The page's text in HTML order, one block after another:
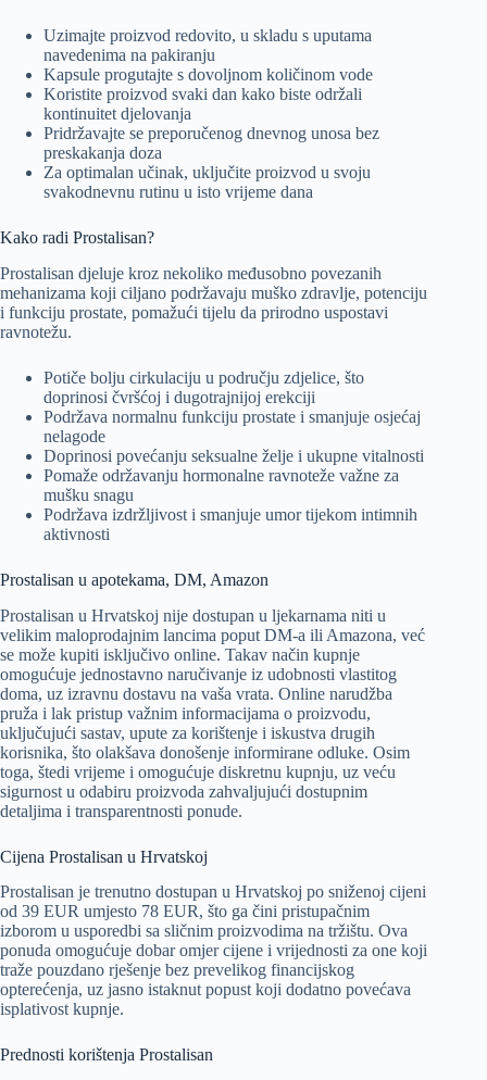
Uzimajte proizvod redovito, u skladu s uputama
navedenima na pakiranju
Kapsule progutajte s dovoljnom količinom vode
Koristite proizvod svaki dan kako biste održali
kontinuitet djelovanja
Pridržavajte se preporučenog dnevnog unosa bez
preskakanja doza
Za optimalan učinak, uključite proizvod u svoju
svakodnevnu rutinu u isto vrijeme dana
Kako radi Prostalisan?
Prostalisan djeluje kroz nekoliko međusobno povezanih
mehanizama koji ciljano podržavaju muško zdravlje, potenciju
i funkciju prostate, pomažući tijelu da prirodno uspostavi
ravnotežu.
Potiče bolju cirkulaciju u području zdjelice, što
doprinosi čvršćoj i dugotrajnijoj erekciji
Podržava normalnu funkciju prostate i smanjuje osjećaj
nelagode
Doprinosi povećanju seksualne želje i ukupne vitalnosti
Pomaže održavanju hormonalne ravnoteže važne za
mušku snagu
Podržava izdržljivost i smanjuje umor tijekom intimnih
aktivnosti
Prostalisan u apotekama, DM, Amazon
Prostalisan u Hrvatskoj nije dostupan u ljekarnama niti u
velikim maloprodajnim lancima poput DM-a ili Amazona, već
se može kupiti isključivo online. Takav način kupnje
omogućuje jednostavno naručivanje iz udobnosti vlastitog
doma, uz izravnu dostavu na vaša vrata. Online narudžba
pruža i lak pristup važnim informacijama o proizvodu,
uključujući sastav, upute za korištenje i iskustva drugih
korisnika, što olakšava donošenje informirane odluke. Osim
toga, štedi vrijeme i omogućuje diskretnu kupnju, uz veću
sigurnost u odabiru proizvoda zahvaljujući dostupnim
detaljima i transparentnosti ponude.
Cijena Prostalisan u Hrvatskoj
Prostalisan je trenutno dostupan u Hrvatskoj po sniženoj cijeni
od 39 EUR umjesto 78 EUR, što ga čini pristupačnim
izborom u usporedbi sa sličnim proizvodima na tržištu. Ova
ponuda omogućuje dobar omjer cijene i vrijednosti za one koji
traže pouzdano rješenje bez prevelikog financijskog
opterećenja, uz jasno istaknut popust koji dodatno povećava
isplativost kupnje.
Prednosti korištenja Prostalisan